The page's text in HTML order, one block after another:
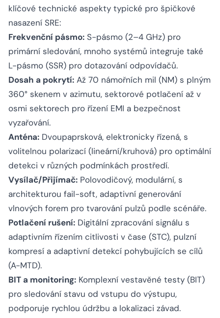
klíčové technické aspekty typické pro špičkové
nasazení SRE:
Frekvenční pásmo: S-pásmo (2–4 GHz) pro
primární sledování, mnoho systémů integruje také
L-pásmo (SSR) pro dotazování odpovídačů.
Dosah a pokrytí: Až 70 námořních mil (NM) s plným
360° skenem v azimutu, sektorové potlačení až v
osmi sektorech pro řízení EMI a bezpečnost
vyzařování.
Anténa: Dvoupaprsková, elektronicky řízená, s
volitelnou polarizací (lineární/kruhová) pro optimální
detekci v různých podmínkách prostředí.
Vysílač/Přijímač: Polovodičový, modulární, s
architekturou fail-soft, adaptivní generování
vlnových forem pro tvarování pulzů podle scénáře.
Potlačení rušení: Digitální zpracování signálu s
adaptivním řízením citlivosti v čase (STC), pulzní
kompresí a adaptivní detekcí pohybujících se cílů
(A-MTD).
BIT a monitoring: Komplexní vestavěné testy (BIT)
pro sledování stavu od vstupu do výstupu,
podporuje rychlou údržbu a lokalizaci závad.